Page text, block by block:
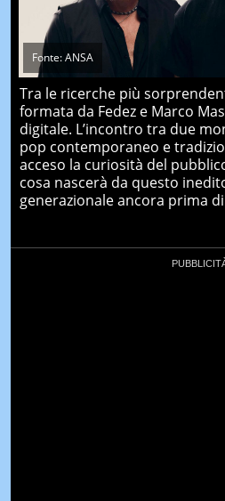
Fonte: ANSA
Tra le ricerche più
formata da Fedez e Marco
digitale. L’incontro tra due
pop contemporaneo e
acceso la curiosità del
cosa nascerà da questo
generazionale ancora prima